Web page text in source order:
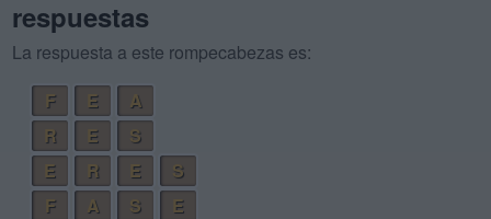
respuestas
La respuesta a este rompecabezas es:
F
E
A
R
E
S
E
R E
S
F
A S
E